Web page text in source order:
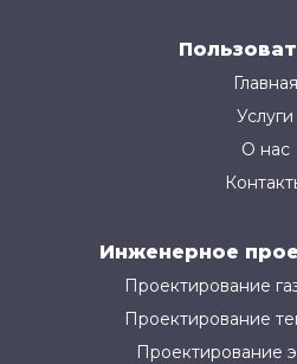
Главная
Услуги
О нас
Инженерное
Проектирование
Проектирование
Проектирование